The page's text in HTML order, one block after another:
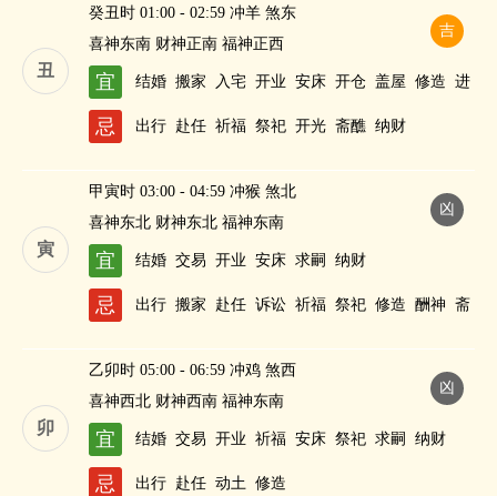
丑
吉
癸丑时 01:00 - 02:59 冲羊 煞东
喜神东南 财神正南 福神正西
宜 结婚 搬家 入宅 开业 安床 开仓 盖屋 修造 进
人口
忌 出行 赴任 祈福 祭祀 开光 斋醮 纳财
寅
凶
甲寅时 03:00 - 04:59 冲猴 煞北
喜神东北 财神东北 福神东南
宜 结婚 交易 开业 安床 求嗣 纳财
忌 出行 搬家 赴任 诉讼 祈福 祭祀 修造 酬神 斋
卯
凶
乙卯时 05:00 - 06:59 冲鸡 煞西
喜神西北 财神西南 福神东南
宜 结婚 交易 开业 祈福 安床 祭祀 求嗣 纳财
忌 出行 赴任 动土 修造